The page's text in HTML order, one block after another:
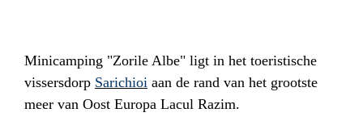
Minicamping "Zorile Albe" ligt in het toeristische
vissersdorp Sarichioi aan de rand van het grootste
meer van Oost Europa Lacul Razim.